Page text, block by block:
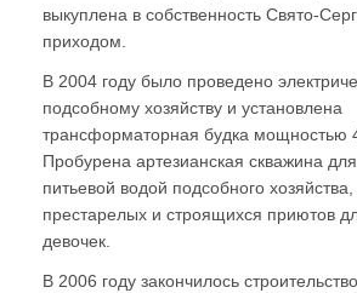
выкуплена в собственность Свято-
приходом.
В 2004 году было проведено
подсобному хозяйству и установлена
трансформаторная будка мощностью
Пробурена артезианская скважина
питьевой водой подсобного
престарелых и строящихся приютов
девочек.
В 2006 году закончилось